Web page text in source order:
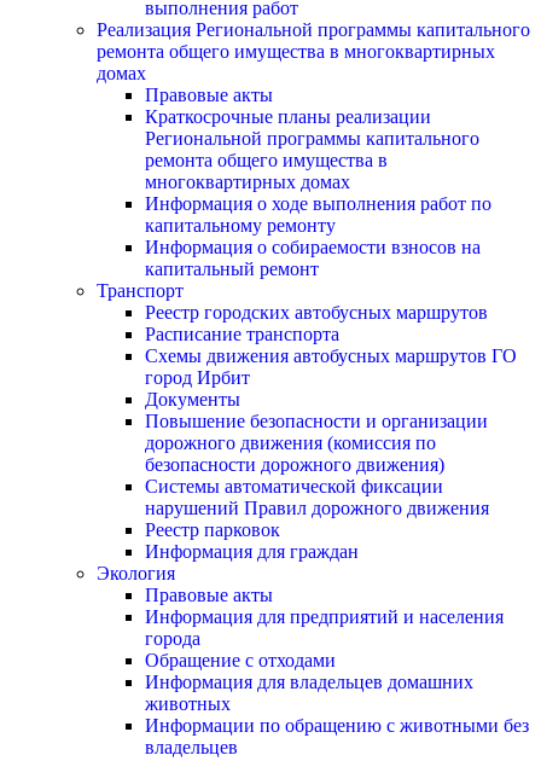
выполнения работ
Реализация Региональной программы капитального
ремонта общего имущества в многоквартирных
домах
Правовые акты
Краткосрочные планы реализации
Региональной программы капитального
ремонта общего имущества в
многоквартирных домах
Информация о ходе выполнения работ по
капитальному ремонту
Информация о собираемости взносов на
капитальный ремонт
Транспорт
Реестр городских автобусных маршрутов
Расписание транспорта
Схемы движения автобусных маршрутов ГО
город Ирбит
Документы
Повышение безопасности и организации
дорожного движения (комиссия по
безопасности дорожного движения)
Системы автоматической фиксации
нарушений Правил дорожного движения
Реестр парковок
Информация для граждан
Экология
Правовые акты
Информация для предприятий и населения
города
Обращение с отходами
Информация для владельцев домашних
животных
Информации по обращению с животными без
владельцев